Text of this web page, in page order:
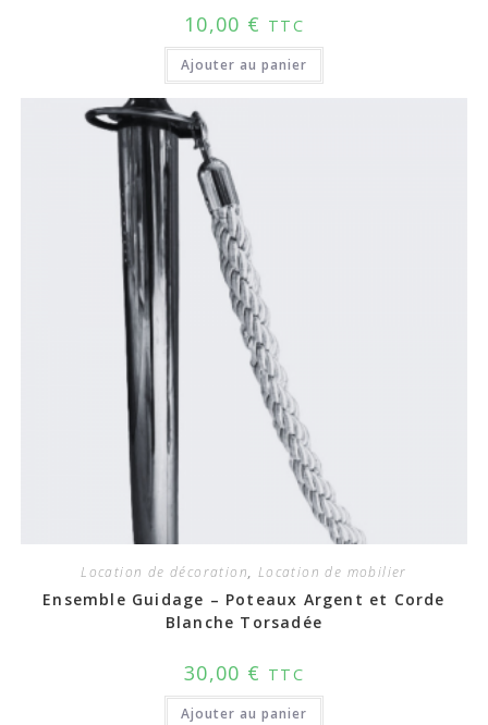
10,00 € TTC
Ajouter au panier
Location de décoration, Location de mobilier
Ensemble Guidage – Poteaux Argent et Corde
Blanche Torsadée
30,00 € TTC
Ajouter au panier